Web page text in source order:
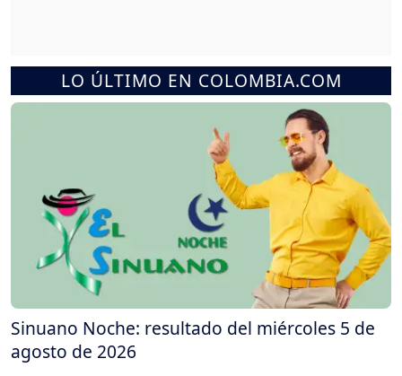
LO ÚLTIMO EN COLOMBIA.COM
Sinuano Noche: resultado del miércoles 5 de
agosto de 2026